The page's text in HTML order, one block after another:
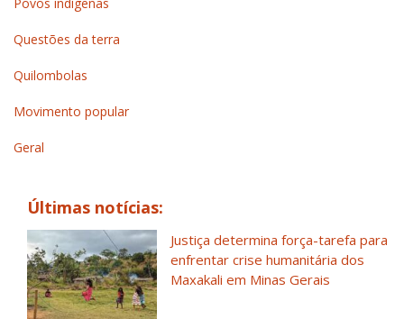
Questões da terra
Quilombolas
Movimento popular
Geral
Últimas notícias:
Justiça determina força-tarefa para
enfrentar crise humanitária dos
Maxakali em Minas Gerais